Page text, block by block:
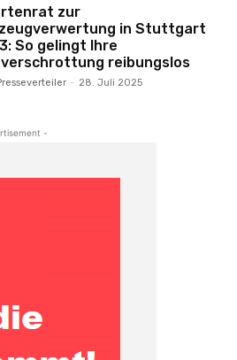
zur
in Stuttgart
So gelingt Ihre
reibungslos
- 28. Juli 2025
-